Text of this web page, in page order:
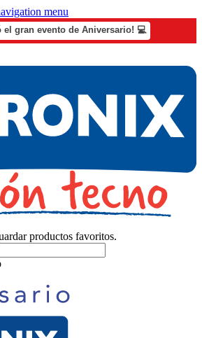
menu
el gran evento de Aniversario! 💻
productos favoritos.